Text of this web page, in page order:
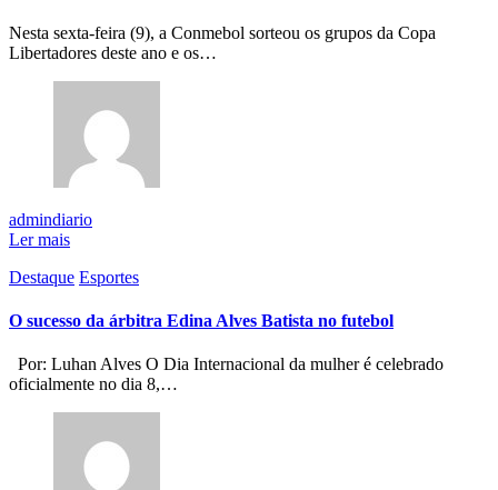
Nesta sexta-feira (9), a Conmebol sorteou os grupos da Copa
Libertadores deste ano e os…
admindiario
Ler mais
Destaque Esportes
O sucesso da árbitra Edina Alves Batista no futebol
Por: Luhan Alves O Dia Internacional da mulher é celebrado
oficialmente no dia 8,…